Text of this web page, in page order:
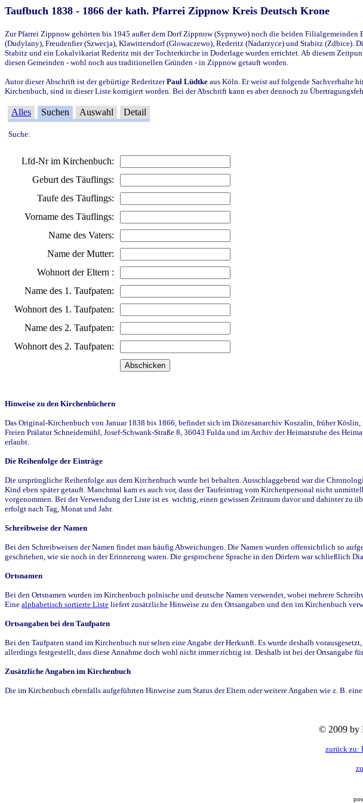
Taufbuch 1838 - 1866 der kath. Pfarrei Zippnow Kreis Deutsch Krone
Zur Pfarrei Zippnow gehörten bis 1945 außer dem Dorf Zippnow (Sypnywo) noch die beiden
(Dudylany), Freudenfier (Szwecja), Klawittersdorf (Glowaczewo), Rederitz (Nadarzyce) und Stabitz
Stabitz und ein Lokalvikariat Rederitz mit der Tochterkirche in Doderlage wurden errichtet. Ab diesem
diesen Gemeinden - wohl noch aus traditionellen Gründen - in Zippnow getauft worden.
Autor dieser Abschrift ist der gebürtige RederitzerPaul Lüdtke aus Köln. Er weist auf folgende Sachverhalte
Kirchenbuch, sind in dieser Liste korrigiert worden. Bei der Abschrift kann es aber dennoch zu
Alles Suchen Auswahl Detail
Suche:
Lfd-Nr im Kirchenbuch:
Geburt des Täuflings:
Taufe des Täuflings:
Vorname des Täuflings:
Name des Vaters:
Name der Mutter:
Wohnort der Eltern :
Name des 1. Taufpaten:
Wohnort des 1. Taufpaten:
Name des 2. Taufpaten:
Wohnort des 2. Taufpaten:
Hinweise zu den Kirchenbüchern
Das Original-Kirchenbuch von Januar 1838 bis 1866, befindet sich im Diözesanarchiv Koszalin, früher
Freien Prälatur Schneidemühl, Josef-Schwank-Straße 8, 36043 Fulda und im Archiv der Heimatstube des
erlaubt.
Die Reihenfolge der Einträge
Die ursprüngliche Reihenfolge aus dem Kirchenbuch wurde bei behalten. Ausschlaggebend war die
Kind eben später getauft. Manchmal kam es auch vor, dass der Taufeintrag vom Kirchenpersonal nicht
vorgenommen. Bei der Verwendung der Liste ist es wichtig, einen gewissen Zeitraum davor und dahinter zu
erfolgt nach Tag, Monat und Jahr.
Schreibweise der Namen
Bei den Schreibweisen der Namen findet man häufig Abweichungen. Die Namen wurden offensichtlich so
geschrieben, wie sie noch in der Erinnerung waren. Die gesprochene Sprache in den Dörfern war schließlich
Ortsnamen
Bei den Ortsnamen wurden im Kirchenbuch polnische und deutsche Namen verwendet, wobei mehrere
Eine alphabetisch sortierte Liste liefert zusätzliche Hinweise zu den Ortsangaben und den im Kirchenbuch
Ortsangaben bei den Taufpaten
Bei den Taufpaten stand im Kirchenbuch nur selten eine Angabe der Herkunft. Es wurde deshalb
allerdings festgestellt, dass diese Annahme doch wohl nicht immer richtig ist. Deshalb ist bei der Ortsangabe
Zusätzliche Angaben im Kirchenbuch
Die im Kirchenbuch ebenfalls aufgeführten Hinweise zum Status der Eltern oder weitere Angaben wie z. B.
© 2009 by
zurück zu: